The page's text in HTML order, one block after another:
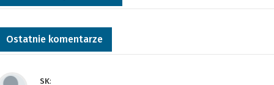
Ostatnie komentarze
SK: